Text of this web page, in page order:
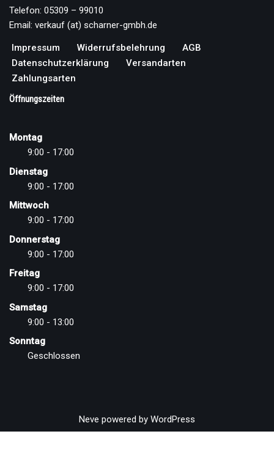
Telefon: 05309 – 99010
Email: verkauf (at) scharner-gmbh.de
Impressum Widerrufsbelehrung
AGB
Datenschutzerklärung
Versandarten
Zahlungsarten
Öffnungszeiten
Montag
9:00 - 17:00
Dienstag
9:00 - 17:00
Mittwoch
9:00 - 17:00
Donnerstag
9:00 - 17:00
Freitag
9:00 - 17:00
Samstag
9:00 - 13:00
Sonntag
Geschlossen
Neve powered by WordPress